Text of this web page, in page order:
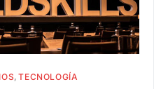
TECNOLOGÍA